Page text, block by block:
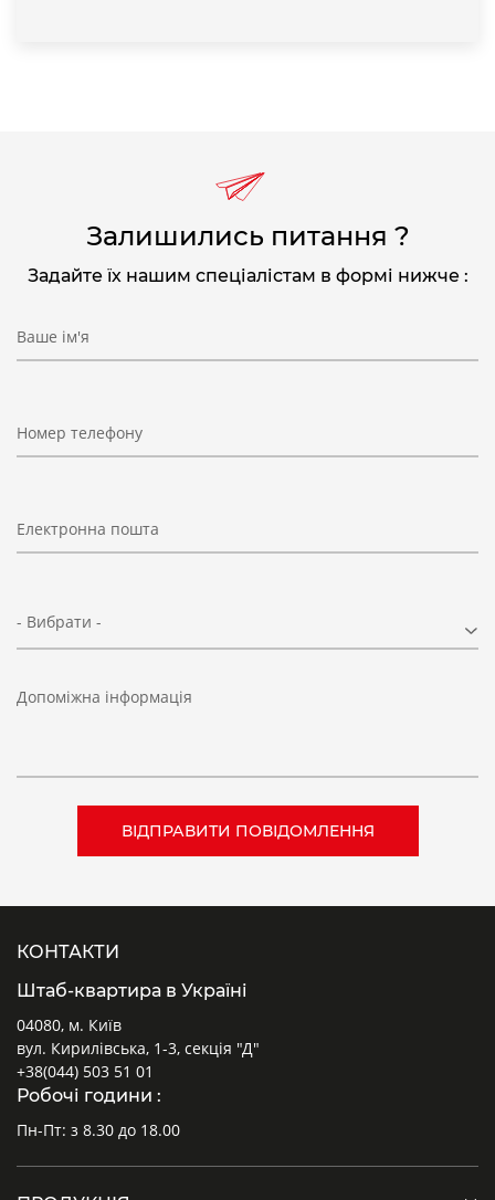
Залишились питання ?
Задайте їх нашим спеціалістам в формі нижче :
Ваше ім'я
Номер телефону
Електронна пошта
- Вибрати -
Допоміжна інформація
КОНТАКТИ
Штаб-квартира в Україні
04080, м. Київ
вул. Кирилівська, 1-3, секція "Д"
+38(044) 503 51 01
Робочі години :
Пн-Пт: з 8.30 до 18.00